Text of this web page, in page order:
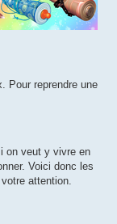
Pour reprendre une
on veut y vivre en
Voici donc les
attention.